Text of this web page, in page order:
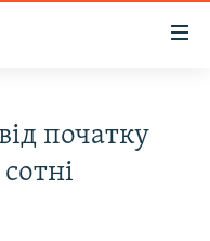
початку